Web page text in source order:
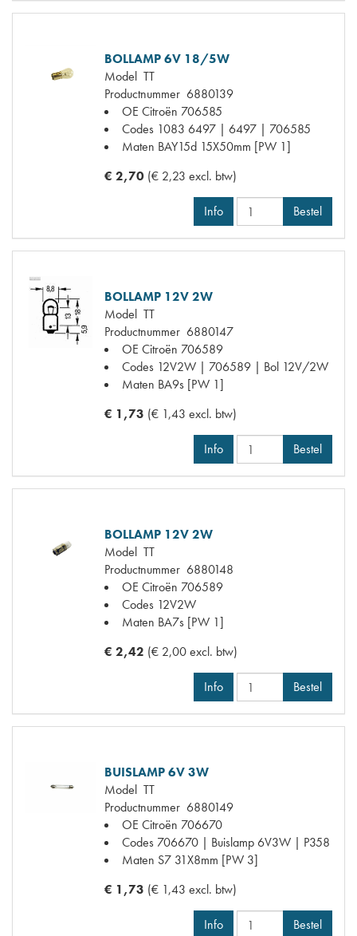
BOLLAMP 6V 18/5W
Model TT
Productnummer 6880139
OE Citroën 706585
Codes 1083 6497 | 6497 | 706585
Maten BAY15d 15X50mm [PW 1]
€ 2,70 (€ 2,23 excl. btw)
Info Bestel
BOLLAMP 12V 2W
Model TT
Productnummer 6880147
OE Citroën 706589
Codes 12V2W | 706589 | Bol 12V/2W
Maten BA9s [PW 1]
€ 1,73 (€ 1,43 excl. btw)
Info Bestel
BOLLAMP 12V 2W
Model TT
Productnummer 6880148
OE Citroën 706589
Codes 12V2W
Maten BA7s [PW 1]
€ 2,42 (€ 2,00 excl. btw)
Info Bestel
BUISLAMP 6V 3W
Model TT
Productnummer 6880149
OE Citroën 706670
Codes 706670 | Buislamp 6V3W | P358
Maten S7 31X8mm [PW 3]
€ 1,73 (€ 1,43 excl. btw)
Info Bestel